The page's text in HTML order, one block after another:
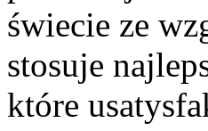
świecie ze
stosuje
które